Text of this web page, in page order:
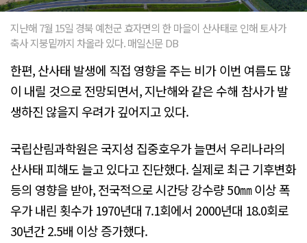
지난해 7월 15일 경북 예천군 효자면의 한 마을이 산사태로 인해 토사가
축사 지붕밑까지 차올라 있다. 매일신문 DB
한편, 산사태 발생에 직접 영향을 주는 비가 이번 여름도 많
이 내릴 것으로 전망되면서, 지난해와 같은 수해 참사가 발
생하진 않을지 우려가 깊어지고 있다.
국립산림과학원은 국지성 집중호우가 늘면서 우리나라의
산사태 피해도 늘고 있다고 진단했다. 실제로 최근 기후변화
등의 영향을 받아, 전국적으로 시간당 강수량 50㎜ 이상 폭
우가 내린 횟수가 1970년대 7.1회에서 2000년대 18.0회로
30년간 2.5배 이상 증가했다.